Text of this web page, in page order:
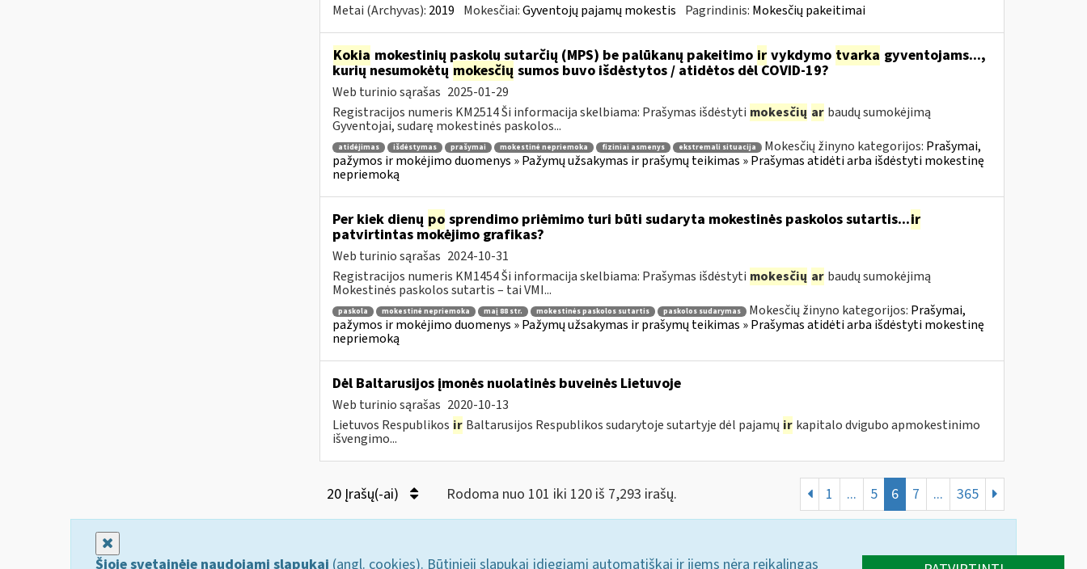
Metai (Archyvas): 2019 Mokesčiai:Gyventojų pajamų mokestis Pagrindinis: Mokesčių pakeitimai
Kokia mokestinių paskolų sutarčių (MPS) be palūkanų pakeitimo irvykdymo tvarka gyventojams...,
kurių nesumokėtų mokesčių sumos buvo išdėstytos / atidėtos dėl COVID-19?
Web turinio sąrašas 2025-01-29
Registracijos numeris KM2514 Ši informacija skelbiama: Prašymas išdėstyti mokesčių ar baudų sumokėjimą
Gyventojai, sudarę mokestinės paskolos...
atidėjimas išdėstymas prašymai mokestinė nepriemoka fiziniai asmenys ekstremali situacija Mokesčių žinyno kategorijos: Prašymai,
pažymos ir mokėjimo duomenys » Pažymų užsakymas ir prašymų teikimas » Prašymas atidėti arba išdėstyti mokestinę
nepriemoką
Per kiek dienų po sprendimo priėmimo turi būti sudaryta mokestinės paskolos sutartis...ir
patvirtintas mokėjimo grafikas?
Web turinio sąrašas 2024-10-31
Registracijos numeris KM1454 Ši informacija skelbiama: Prašymas išdėstyti mokesčių ar baudų sumokėjimą
Mokestinės paskolos sutartis – tai VMI...
paskola mokestinė nepriemoka maį 88 str. mokestinės paskolos sutartis paskolos sudarymas Mokesčių žinyno kategorijos: Prašymai,
pažymos ir mokėjimo duomenys » Pažymų užsakymas ir prašymų teikimas » Prašymas atidėti arba išdėstyti mokestinę
nepriemoką
Dėl Baltarusijos įmonės nuolatinės buveinės Lietuvoje
Web turinio sąrašas 2020-10-13
Lietuvos Respublikos ir Baltarusijos Respublikos sudarytoje sutartyje dėl pajamų ir kapitalo dvigubo apmokestinimo
išvengimo...
20 Įrašų(-ai) Rodoma nuo 101 iki 120 iš 7,293 irašų. 1 ... 5 6 7 ... 365
Šioje svetainėje naudojami slapukai (angl. cookies). Būtinieji slapukai įdiegiami automatiškai ir jiems nėra reikalingas